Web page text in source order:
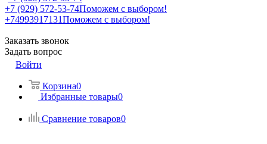
+7 (929) 572-53-74Поможем с выбором!
+74993917131Поможем с выбором!
Заказать звонок
Задать вопрос
Войти
Корзина0
Избранные товары0
Сравнение товаров0